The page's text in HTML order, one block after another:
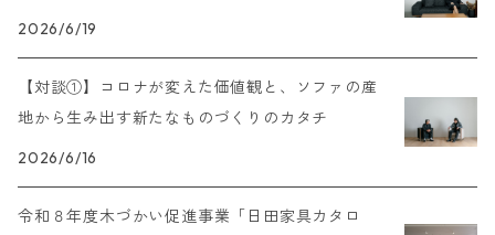
2026/6/19
【対談①】コロナが変えた価値観と、ソファの産
地から生み出す新たなものづくりのカタチ
2026/6/16
令和８年度木づかい促進事業「日田家具カタロ